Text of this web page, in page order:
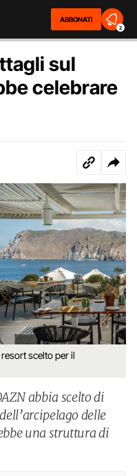
ABBONATI
2
sul
celebrare
scelto per il
abbia scelto di
delle
una struttura di